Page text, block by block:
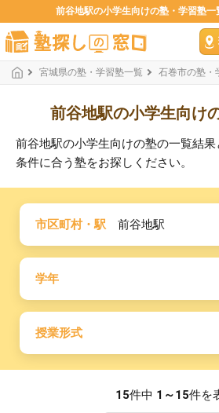
前谷地駅の小学生向けの塾・学習塾一
宮城県の塾・学習塾一覧 石巻市の塾・
前谷地駅の小学生向け
前谷地駅の小学生向けの塾の一覧結
条件に合う塾をお探しください。
市区町村・駅 前谷地駅
学年
授業形式
15件中 1～15件を